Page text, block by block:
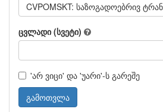
CVPOMSKT: საზოგადოებრივ
ცვლადი (სვეტი)
'არ ვიცი' და 'უარი'-ს გარეშე
გამოთვლა